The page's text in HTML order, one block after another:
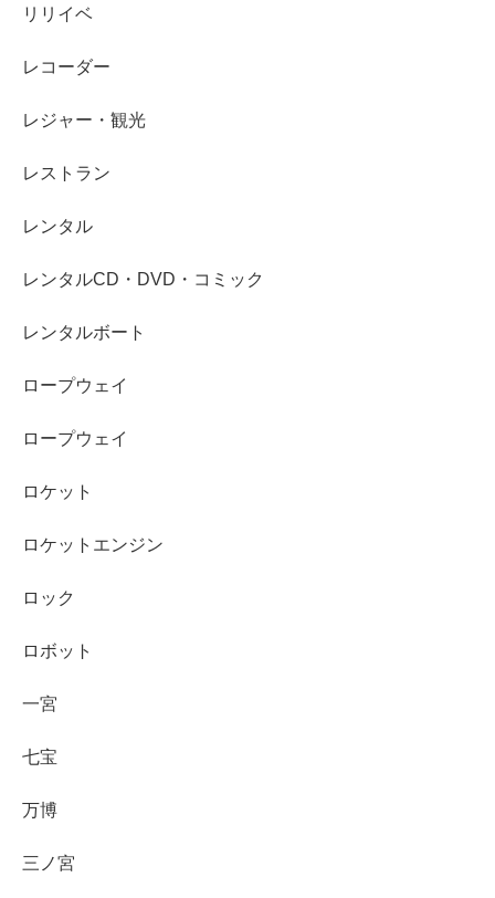
リリイベ
レコーダー
レジャー・観光
レストラン
レンタル
レンタルCD・DVD・コミック
レンタルボート
ロープウェイ
ロープウェイ
ロケット
ロケットエンジン
ロック
ロボット
一宮
七宝
万博
三ノ宮